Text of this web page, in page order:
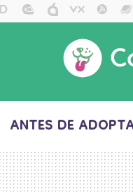
ANTES DE